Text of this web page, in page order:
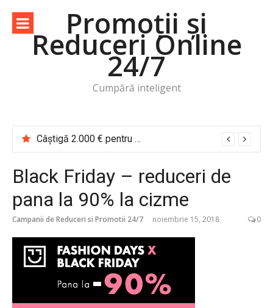
conținut
Promoții și
Reduceri Online
24/7
Cumpără inteligent
Câștigă 2.000 € pentru o vacanță de cititor Cărțile te trimit în călătorie
Black Friday – reduceri de
pana la 90% la cizme
Campanii de Reduceri si Promotii 24/7 noiembrie 15, 2018 0